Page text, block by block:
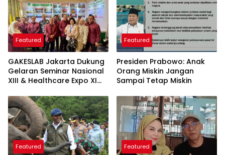
Featured
GAKESLAB Jakarta Dukung
Gelaran Seminar Nasional
XIII & Healthcare Expo XI
Featured
Presiden Prabowo: Anak
Orang Miskin Jangan
Sampai Tetap Miskin
Featured Featured